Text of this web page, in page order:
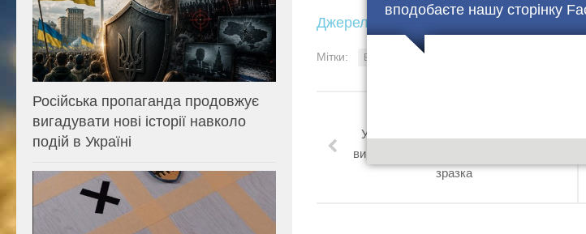
вподобаєте нашу сторінку
Джерело.
Мітки: ВЕЛОСИПЕДИСТ-ЕКСТРЕМАЛ
Україна успішно провела перший
випробувальний пуск ракети нового
зразка
Російська пропаганда продовжує
вигадувати нові історії навколо
подій в Україні